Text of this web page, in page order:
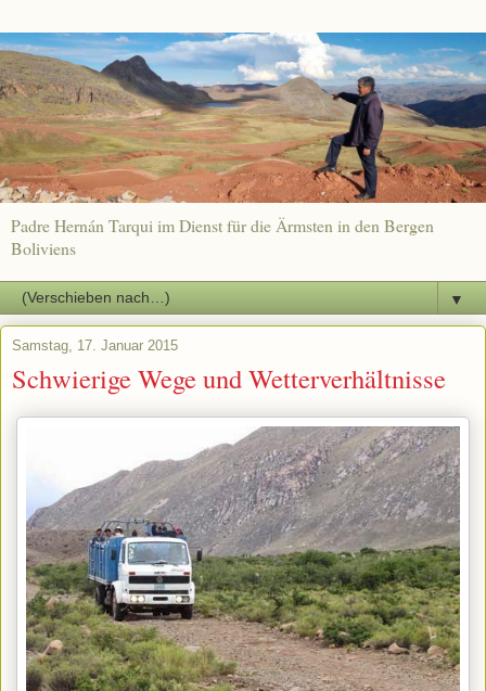
Padre Hernán Tarqui im Dienst für die Ärmsten in den Bergen
Boliviens
▼
Samstag, 17. Januar 2015
Schwierige Wege und Wetterverhältnisse